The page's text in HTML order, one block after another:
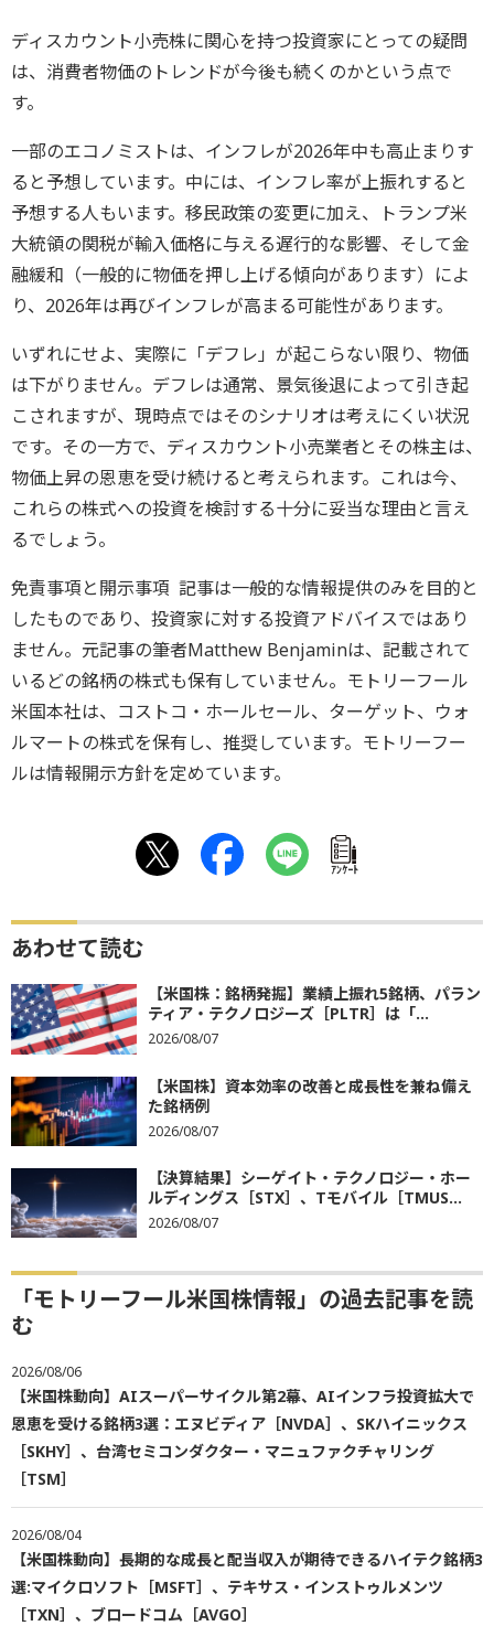
ディスカウント小売株に関心を持つ投資家にとっての疑問
は、消費者物価のトレンドが今後も続くのかという点で
す。
一部のエコノミストは、インフレが2026年中も高止まりす
ると予想しています。中には、インフレ率が上振れすると
予想する人もいます。移民政策の変更に加え、トランプ米
大統領の関税が輸入価格に与える遅行的な影響、そして金
融緩和（一般的に物価を押し上げる傾向があります）によ
り、2026年は再びインフレが高まる可能性があります。
いずれにせよ、実際に「デフレ」が起こらない限り、物価
は下がりません。デフレは通常、景気後退によって引き起
こされますが、現時点ではそのシナリオは考えにくい状況
です。その一方で、ディスカウント小売業者とその株主は、
物価上昇の恩恵を受け続けると考えられます。これは今、
これらの株式への投資を検討する十分に妥当な理由と言え
るでしょう。
免責事項と開示事項 記事は一般的な情報提供のみを目的と
したものであり、投資家に対する投資アドバイスではあり
ません。元記事の筆者Matthew Benjaminは、記載されて
いるどの銘柄の株式も保有していません。モトリーフール
米国本社は、コストコ・ホールセール、ターゲット、ウォ
ルマートの株式を保有し、推奨しています。モトリーフー
ルは情報開示方針を定めています。
ｱﾝｹｰﾄ
あわせて読む
【米国株：銘柄発掘】業績上振れ5銘柄、パラン
ティア・テクノロジーズ［PLTR］は「...
2026/08/07
【米国株】資本効率の改善と成長性を兼ね備え
た銘柄例
2026/08/07
【決算結果】シーゲイト・テクノロジー・ホー
ルディングス［STX］、Tモバイル［TMUS...
2026/08/07
「モトリーフール米国株情報」の過去記事を読
む
2026/08/06
【米国株動向】AIスーパーサイクル第2幕、AIインフラ投資拡大で
恩恵を受ける銘柄3選：エヌビディア［NVDA］、SKハイニックス
［SKHY］、台湾セミコンダクター・マニュファクチャリング
［TSM］
2026/08/04
【米国株動向】長期的な成長と配当収入が期待できるハイテク銘柄3
選:マイクロソフト［MSFT］、テキサス・インストゥルメンツ
［TXN］、ブロードコム［AVGO］